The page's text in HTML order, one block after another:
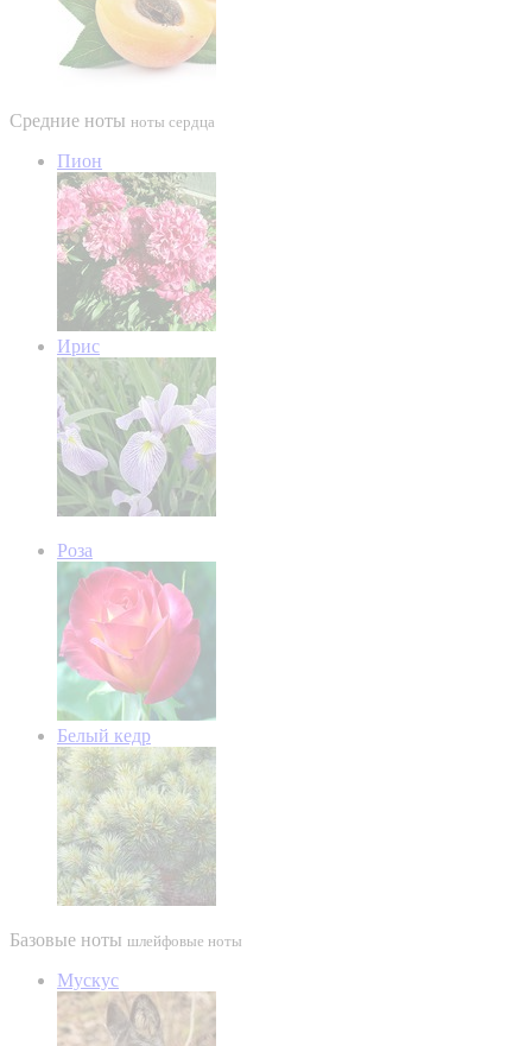
Средние ноты ноты сердца
Пион
Ирис
Роза
Белый кедр
Базовые ноты шлейфовые ноты
Мускус